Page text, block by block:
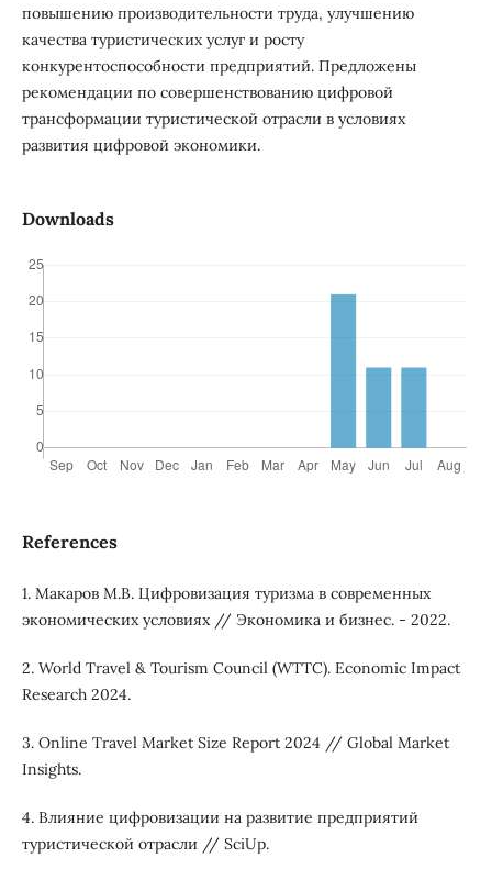
повышению производительности труда, улучшению
качества туристических услуг и росту
конкурентоспособности предприятий. Предложены
рекомендации по совершенствованию цифровой
трансформации туристической отрасли в условиях
развития цифровой экономики.
Downloads
References
1. Макаров М.В. Цифровизация туризма в современных
экономических условиях // Экономика и бизнес. - 2022.
2. World Travel & Tourism Council (WTTC). Economic Impact
Research 2024.
3. Online Travel Market Size Report 2024 // Global Market
Insights.
4. Влияние цифровизации на развитие предприятий
туристической отрасли // SciUp.